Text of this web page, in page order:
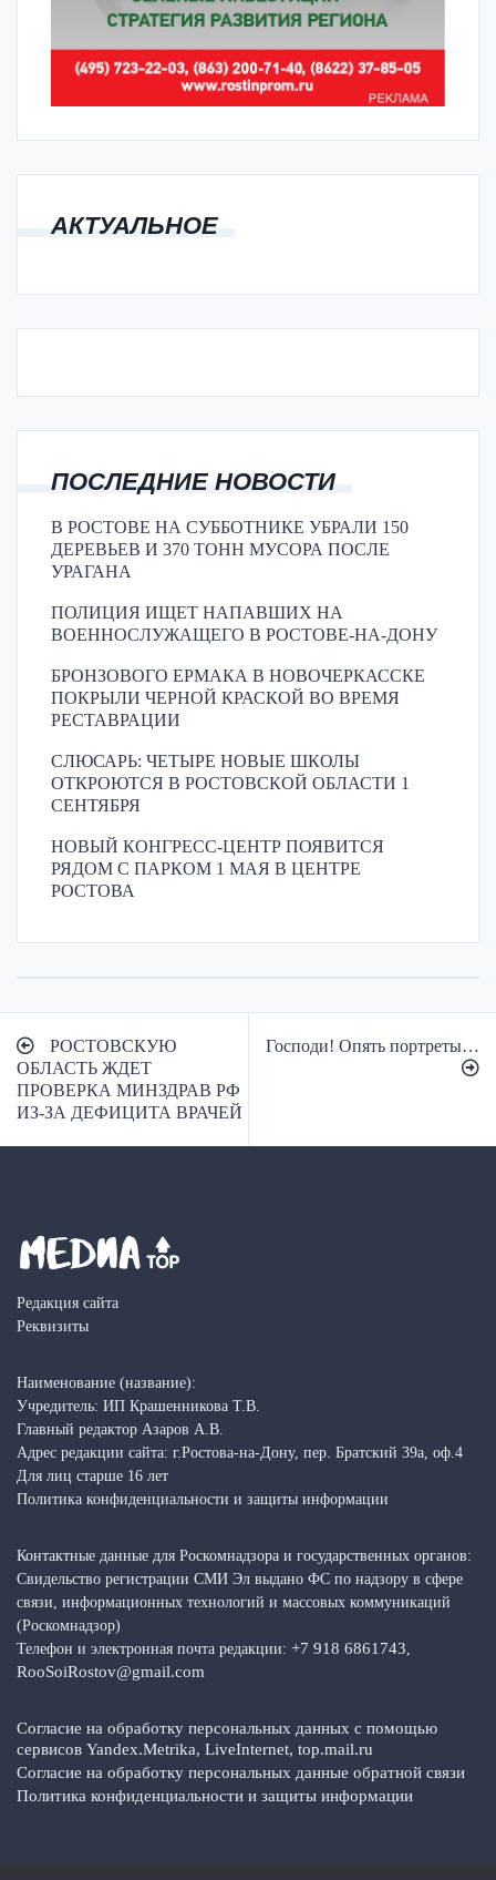
АКТУАЛЬНОЕ
ПОСЛЕДНИЕ НОВОСТИ
В РОСТОВЕ НА СУББОТНИКЕ УБРАЛИ 150
ДЕРЕВЬЕВ И 370 ТОНН МУСОРА ПОСЛЕ
УРАГАНА
ПОЛИЦИЯ ИЩЕТ НАПАВШИХ НА
ВОЕННОСЛУЖАЩЕГО В РОСТОВЕ-НА-ДОНУ
БРОНЗОВОГО ЕРМАКА В НОВОЧЕРКАССКЕ
ПОКРЫЛИ ЧЕРНОЙ КРАСКОЙ ВО ВРЕМЯ
РЕСТАВРАЦИИ
СЛЮСАРЬ: ЧЕТЫРЕ НОВЫЕ ШКОЛЫ
ОТКРОЮТСЯ В РОСТОВСКОЙ ОБЛАСТИ 1
СЕНТЯБРЯ
НОВЫЙ КОНГРЕСС-ЦЕНТР ПОЯВИТСЯ
РЯДОМ С ПАРКОМ 1 МАЯ В ЦЕНТРЕ
РОСТОВА
Навигация
по
записям
РОСТОВСКУЮ
ОБЛАСТЬ ЖДЕТ
ПРОВЕРКА МИНЗДРАВ РФ
ИЗ-ЗА ДЕФИЦИТА ВРАЧЕЙ
Господи! Опять портреты…
Редакция сайта
Реквизиты
Наименование (название):
Учредитель: ИП Крашенникова Т.В.
Главный редактор Азаров А.В.
Адрес редакции сайта: г.Ростова-на-Дону, пер. Братский 39а, оф.4
Для лиц старше 16 лет
Политика конфиденциальности и защиты информации
Контактные данные для Роскомнадзора и государственных органов:
Свидельство регистрации СМИ Эл выдано ФС по надзору в сфере
связи, информационных технологий и массовых коммуникаций
(Роскомнадзор)
Телефон и электронная почта редакции: +7 918 6861743,
RooSoiRostov@gmail.com
Согласие на обработку персональных данных с помощью
сервисов Yandex.Metrika, LiveInternet, top.mail.ru
Согласие на обработку персональных данные обратной связи
Политика конфиденциальности и защиты информации